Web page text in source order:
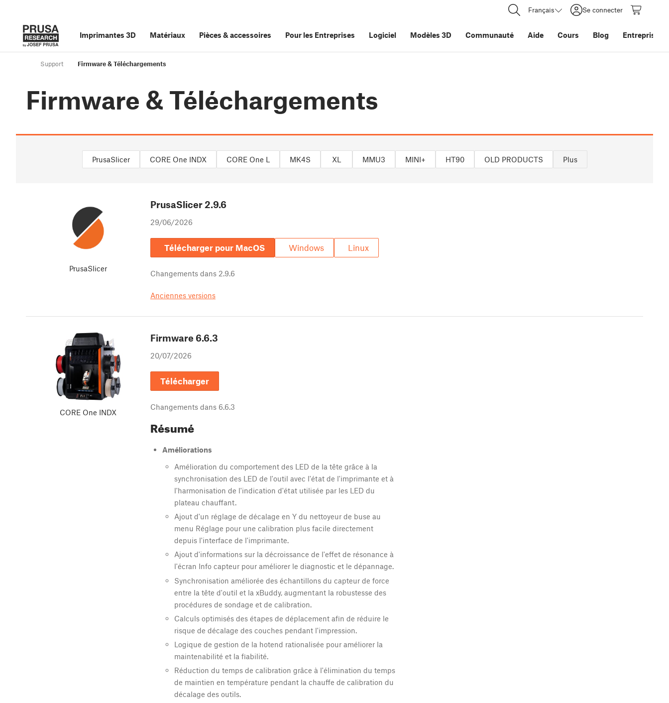
Français Se connecter
Imprimantes 3D Matériaux Pièces &accessoires Pour les Entreprises Logiciel Modèles 3D Communauté Aide Cours Blog Entreprise
Support Firmware & Téléchargements
Firmware & Téléchargements
PrusaSlicer CORE One INDX CORE One L MK4S XL MMU3 MINI+ HT90 OLD PRODUCTS Plus
PrusaSlicer
PrusaSlicer2.9.6
29/06/2026
Télécharger pour MacOS Windows Linux
Changements dans 2.9.6
Anciennes versions
CORE One INDX
Firmware 6.6.3
20/07/2026
Télécharger
Changements dans 6.6.3
Résumé
Améliorations
Amélioration du comportement des LED de la tête grâce à la
synchronisation des LED de l'outil avec l'état de l'imprimante et à
l'harmonisation de l'indication d'état utilisée par les LED du
plateau chauffant.
Ajout d'un réglage de décalage en Y du nettoyeur de buse au
menu Réglage pour une calibration plus facile directement
depuis l'interface de l'imprimante.
Ajout d'informations sur la décroissance de l'effet de résonance à
l'écran Info capteur pour améliorer le diagnostic et le dépannage.
Synchronisation améliorée des échantillons du capteur de force
entre la tête d'outil et la xBuddy, augmentant la robustesse des
procédures de sondage et de calibration.
Calculs optimisés des étapes de déplacement afin de réduire le
risque de décalage des couches pendant l'impression.
Logique de gestion de la hotend rationalisée pour améliorer la
maintenabilité et la fiabilité.
Réduction du temps de calibration grâce à l'élimination du temps
de maintien en température pendant la chauffe de calibration du
décalage des outils.